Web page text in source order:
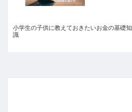
小学生の子供に教えておきたいお金の基礎知
識